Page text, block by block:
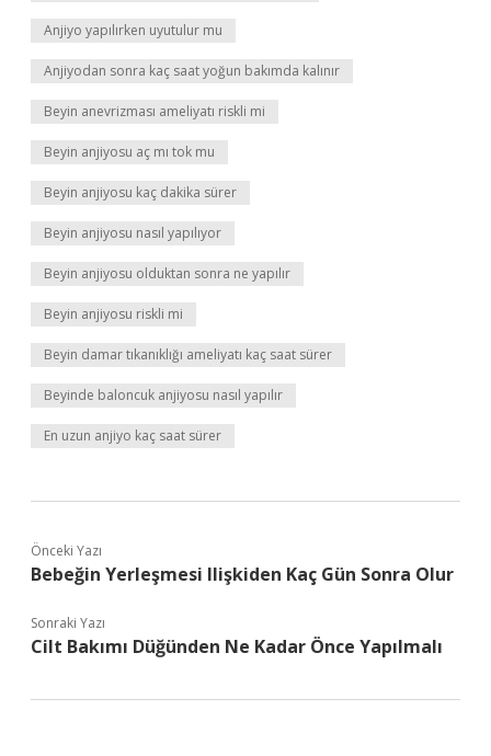
Anjiyo yapılırken uyutulur mu
Anjiyodan sonra kaç saat yoğun bakımda kalınır
Beyin anevrizması ameliyatı riskli mi
Beyin anjiyosu aç mı tok mu
Beyin anjiyosu kaç dakika sürer
Beyin anjiyosu nasıl yapılıyor
Beyin anjiyosu olduktan sonra ne yapılır
Beyin anjiyosu riskli mi
Beyin damar tıkanıklığı ameliyatı kaç saat sürer
Beyinde baloncuk anjiyosu nasıl yapılır
En uzun anjiyo kaç saat sürer
Önceki Yazı
Bebeğin Yerleşmesi Ilişkiden Kaç Gün Sonra Olur
Sonraki Yazı
Cilt Bakımı Düğünden Ne Kadar Önce Yapılmalı